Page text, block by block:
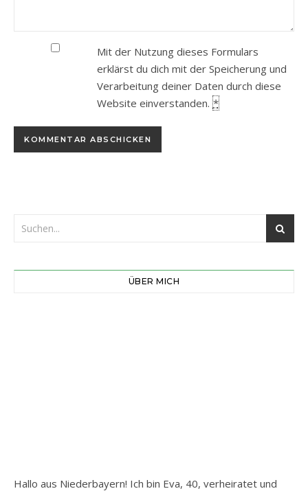
Mit der Nutzung dieses Formulars
erklärst du dich mit der Speicherung und
Verarbeitung deiner Daten durch diese
Website einverstanden. *
ÜBER MICH
Hallo aus Niederbayern! Ich bin Eva, 40, verheiratet und